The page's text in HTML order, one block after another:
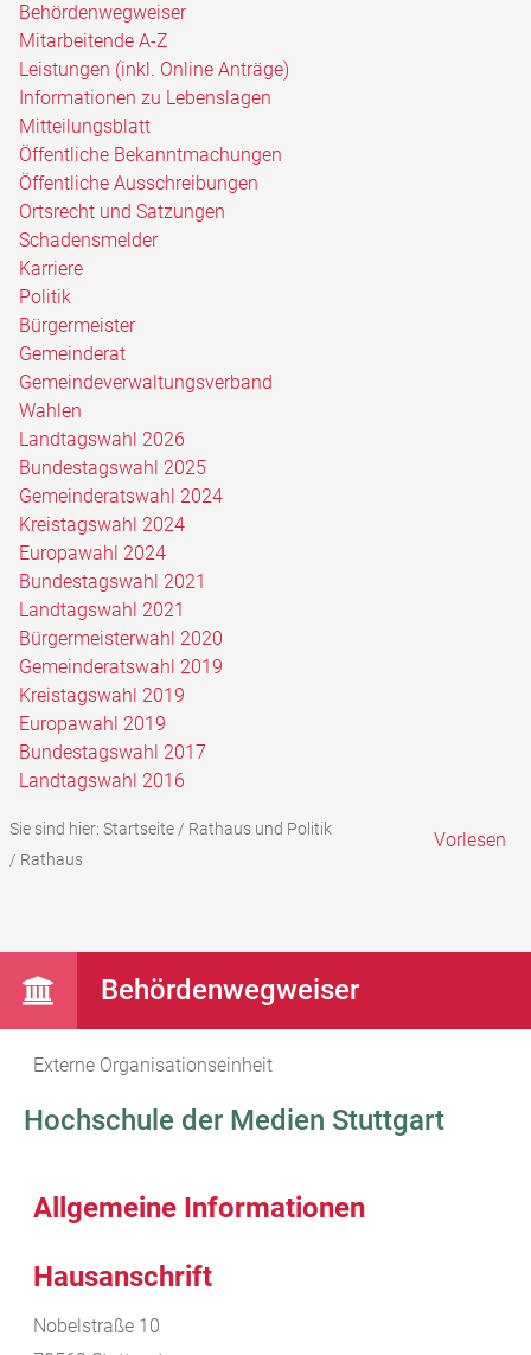
Behördenwegweiser
Mitarbeitende A-Z
Leistungen (inkl. Online Anträge)
Informationen zu Lebenslagen
Mitteilungsblatt
Öffentliche Bekanntmachungen
Öffentliche Ausschreibungen
Ortsrecht und Satzungen
Schadensmelder
Karriere
Politik
Bürgermeister
Gemeinderat
Gemeindeverwaltungsverband
Wahlen
Landtagswahl 2026
Bundestagswahl 2025
Gemeinderatswahl 2024
Kreistagswahl 2024
Europawahl 2024
Bundestagswahl 2021
Landtagswahl 2021
Bürgermeisterwahl 2020
Gemeinderatswahl 2019
Kreistagswahl 2019
Europawahl 2019
Bundestagswahl 2017
Landtagswahl 2016
Sie sind hier: Startseite/ Rathaus und Politik
/ Rathaus
Vorlesen
Behördenwegweiser
Externe Organisationseinheit
Hochschule der Medien Stuttgart
Allgemeine Informationen
Hausanschrift
Nobelstraße 10